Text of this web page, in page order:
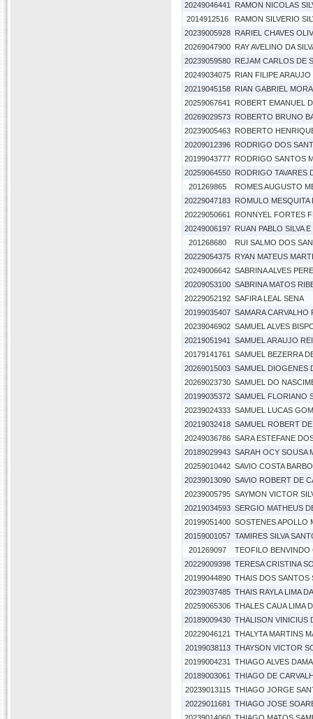
20249046441
RAMON NICOLAS
2014912516
RAMON SILVERIO
20239005928 RARIEL CHAVES
20269047900 RAY AVELINO DA
20239059580 REJAM CARLOS DE
20249034075 RIAN FILIPE
20219045158 RIAN GABRIEL
20259067641
ROBERT EMANUEL
20269029573 ROBERTO BRUNO
20239005463 ROBERTO
20209012396 RODRIGO DOS
20199043777 RODRIGO SANTOS
20259064550 RODRIGO TAVARES
201269865
ROMES AUGUSTO
20229047183 ROMULO MESQUITA
20229050661
RONNYEL FORTES
20249006197 RUAN PABLO SILVA E
201268680
RUI SALMO DOS
20229054375 RYAN MATEUS
20249006642 SABRINA ALVES
20209053100 SABRINA MATOS
20229052192 SAFIRA LEAL SENA
20199035407 SAMARA CARVALHO
20239046902 SAMUEL ALVES
20219051941
SAMUEL ARAUJO
20179141761
SAMUEL BEZERRA
20269015003 SAMUEL DIOGENES
20269023730 SAMUEL DO
20199035372 SAMUEL FLORIANO
20239024333 SAMUEL LUCAS
20219032418 SAMUEL ROBERT
20249036786 SARA ESTEFANE
20189029943 SARAH OCY SOUSA
20259010442 SAVIO COSTA
20239013090 SAVIO ROBERT DE
20239005795 SAYMON VICTOR
20219034593 SERGIO MATHEUS
20199051400 SOSTENES APOLLO
20159001057 TAMIRES SILVA
201269097
TEOFILO BENVINDO
20229009398 TERESA CRISTINA
20199044890 THAIS DOS SANTOS
20239037485 THAIS RAYLA LIMA
20259065306 THALES CAUA LIMA
20189009430 THALISON VINICIUS
20229046121
THALYTA MARTINS
20199038113 THAYSON VICTOR
20199004231
THIAGO ALVES
20189003061
THIAGO DE
20239013115 THIAGO JORGE
20229011681
THIAGO JOSE